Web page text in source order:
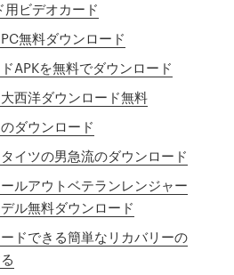
用ビデオカード
無料ダウンロード
APKを無料でダウンロード
西洋ダウンロード無料
ダウンロード
イツの男急流のダウンロード
ルアウトベテランレンジャー
ル無料ダウンロード
ドできる簡単なリカバリーの